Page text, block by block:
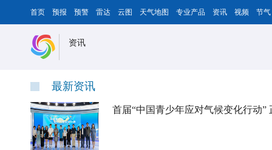
首页 预报 预警 雷达 云图 天气地图 专业产品 资讯 视频 节气
资讯
最新资讯
首届“中国青少年应对气候变化行动”